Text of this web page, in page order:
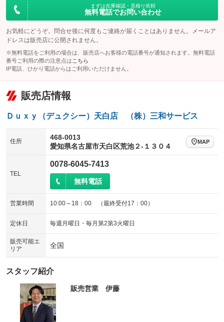
まずは在庫確認・見積り依頼
無料電話でお問い合わせ
お気軽にどうぞ。問合せ後に何度もご連絡が届くことはありません。メールア
ドレスは販売店に公開されません。
※無料電話をご利用の場合は、販売店へお客様の電話番号が通知されます。無料電話
番号ご利用の際の注意点は こちら
IP電話、ひかり電話からはご利用いただけません。
販売店情報
Ｄｕｘｙ（デュクシー）天白店 （株）三和サービス
住所
468-0013
愛知県名古屋市天白区荒池２‐１３０４
MAP
TEL
0078-6045-7413
無料電話
営業時間 10:00～18：00 （最終受付17：00）
定休日 毎週月曜日・毎月第2第3火曜日
販売可能エ
リア
全国
スタッフ紹介
販売営業 伊藤